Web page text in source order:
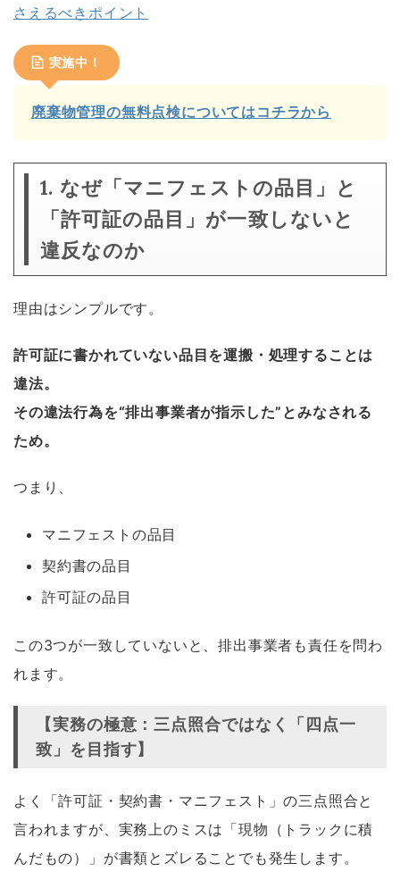
さえるべきポイント
実施中！
廃棄物管理の無料点検についてはコチラから
1. なぜ「マニフェストの品目」と
「許可証の品目」が一致しないと
違反なのか
理由はシンプルです。
許可証に書かれていない品目を運搬・処理することは
違法。
その違法行為を“排出事業者が指示した”とみなされる
ため。
つまり、
マニフェストの品目
契約書の品目
許可証の品目
この3つが一致していないと、排出事業者も責任を問わ
れます。
【実務の極意：三点照合ではなく「四点一
致」を目指す】
よく「許可証・契約書・マニフェスト」の三点照合と
言われますが、実務上のミスは「現物（トラックに積
んだもの）」が書類とズレることでも発生します。